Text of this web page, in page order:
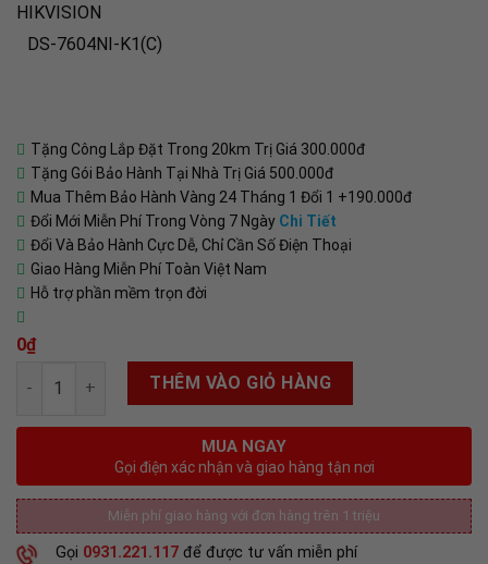
HIKVISION
DS-7604NI-K1(C)
Tặng Công Lắp Đặt Trong 20km Trị Giá 300.000đ
Tặng Gói Bảo Hành Tại Nhà Trị Giá 500.000đ
Mua Thêm Bảo Hành Vàng 24 Tháng 1 Đổi 1 +190.000đ
Đổi Mới Miễn Phí Trong Vòng 7 Ngày Chi Tiết
Đổi Và Bảo Hành Cực Dễ, Chỉ Cần Số Điện Thoại
Giao Hàng Miễn Phí Toàn Việt Nam
Hỗ trợ phần mềm trọn đời
0₫
THÊM VÀO GIỎ HÀNG
MUA NGAY
Gọi điện xác nhận và giao hàng tận nơi
Miễn phí giao hàng với đơn hàng trên 1 triệu
Gọi 0931.221.117 để được tư vấn miễn phí